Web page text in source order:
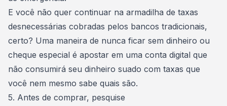
E você não quer continuar na armadilha de taxas
desnecessárias cobradas pelos bancos tradicionais,
certo? Uma maneira de nunca ficar sem dinheiro ou
cheque especial é apostar em uma conta digital que
não consumirá seu dinheiro suado com taxas que
você nem mesmo sabe quais são.
5. Antes de comprar, pesquise